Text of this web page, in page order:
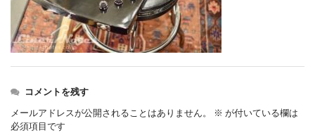
コメントを残す
メールアドレスが公開されることはありません。 ※ が付いている欄は
必須項目です